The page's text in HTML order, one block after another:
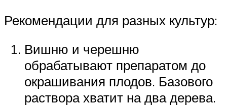
Рекомендации для разных культур:
Вишню и черешню
обрабатывают препаратом до
окрашивания плодов. Базового
раствора хватит на два дерева.